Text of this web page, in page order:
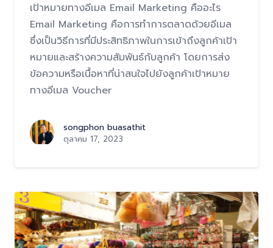
เป้าหมายทางอีเมล Email Marketing คืออะไร
Email Marketing คือการทำการตลาดด้วยอีเมล
ซึ่งเป็นวิธีการที่มีประสิทธิภาพในการเข้าถึงลูกค้าเป้า
หมายและสร้างความสัมพันธ์กับลูกค้า โดยการส่ง
ข้อความหรือเนื้อหาที่น่าสนใจไปยังลูกค้าเป้าหมาย
ทางอีเมล Voucher
songphon buasathit
ตุลาคม 17, 2023